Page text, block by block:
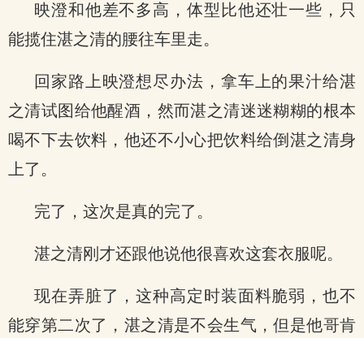
映澄和他差不多高，体型比他还壮一些，只
能揽住湛之清的腰往车里走。
回家路上映澄想尽办法，拿车上的果汁给湛
之清试图给他醒酒，然而湛之清迷迷糊糊的根本
喝不下去饮料，他还不小心把饮料给倒湛之清身
上了。
完了，这次是真的完了。
湛之清刚才还跟他说他很喜欢这套衣服呢。
现在弄脏了，这种高定时装面料脆弱，也不
能穿第二次了，湛之清是不会生气，但是他哥肯